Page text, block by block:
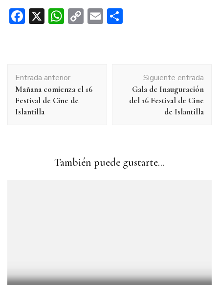
Facebook
X WhatsApp
CopyEmail
de
entradas
Entrada anterior
Mañana comienza el 16
Festival de Cine de
Islantilla
Siguiente entrada
Gala de Inauguración
del 16 Festival de Cine
de Islantilla
También puede gustarte...